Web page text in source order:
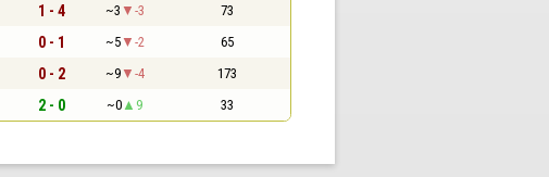
1 - 4 ~3 -3 73
0 - 1 ~5 -2 65
0 - 2 ~9 -4 173
2 - 0 ~0 9 33